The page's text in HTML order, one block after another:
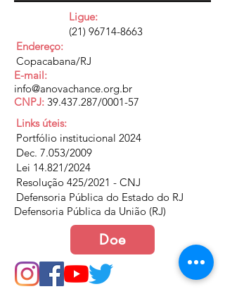
Ligue:
(21) 96714-8663
Endereço:
Copacabana/RJ
E-mail:
info@anovachance.org.br
CNPJ: 39.437.287/0001-57
Links úteis:
Portfólio institucional 2024
Dec. 7.053/2009
Lei 14.821/2024
Resolução 425/2021 - CNJ
Defensoria Pública do Estado do RJ
Defensoria Pública da União (RJ)
Doe